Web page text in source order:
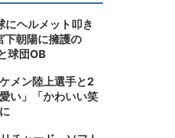
にヘルメット叩き
下朝陽に擁護の
球団OB
メン陸上選手と2
い」「かわいい笑